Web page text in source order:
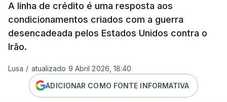
A linha de crédito é uma resposta aos
condicionamentos criados com a guerra
desencadeada pelos Estados Unidos contra o
Irão.
Lusa / atualizado 9 Abril 2026, 18:40
ADICIONAR COMO FONTE INFORMATIVA